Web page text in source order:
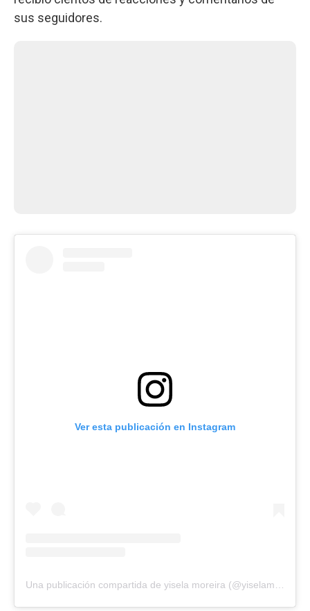
sus seguidores.
Ver esta publicación en Instagram